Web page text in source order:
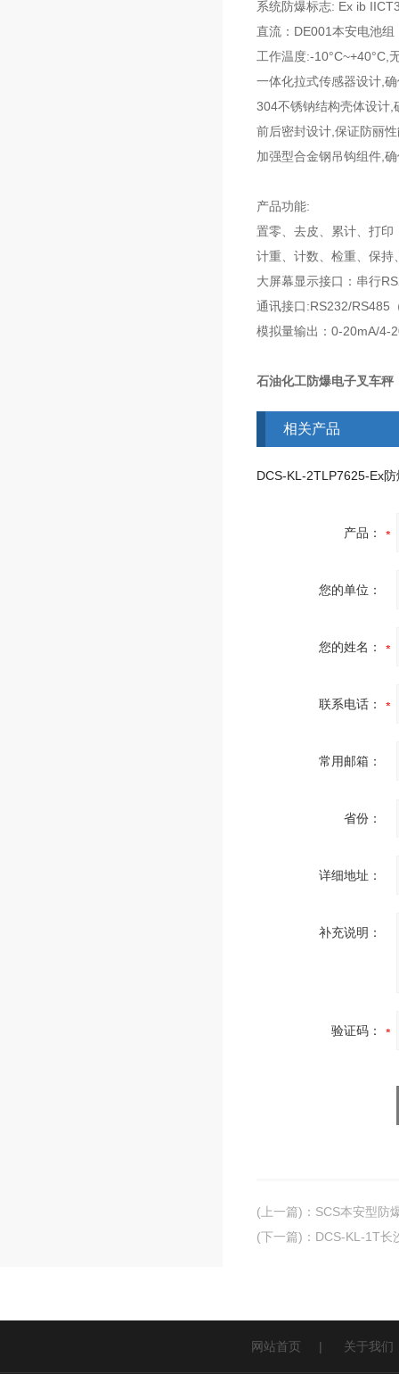
系统防爆标志: Ex ib
直流：DE001本安电池
工作温度:-10°C~+40°C,
一体化拉式传感器设计,
304不锈钠结构壳体设计,
前后密封设计,保证防丽
加强型合金钢吊钩组件,
产品功能:
置零、去皮、累计、打印
计重、计数、检重、保持
大屏幕显示接口：串行
通讯接口:RS232/RS485
模拟量输出：0-20mA/4-
石油化工防爆电子叉车秤
相关产品
产品：
您的单位：
您的姓名：
联系电话：
常用邮箱：
省份：
详细地址：
补充说明：
验证码：
(上一篇) ： SCS本安型防
(下一篇) ： DCS-KL-1T长
网站首页 | 关于我们